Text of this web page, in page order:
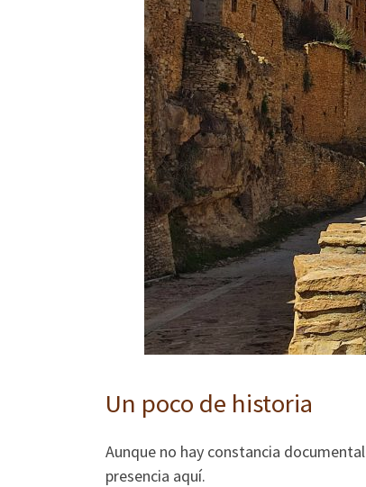
Un poco de historia
Aunque no hay constancia
presencia aquí.